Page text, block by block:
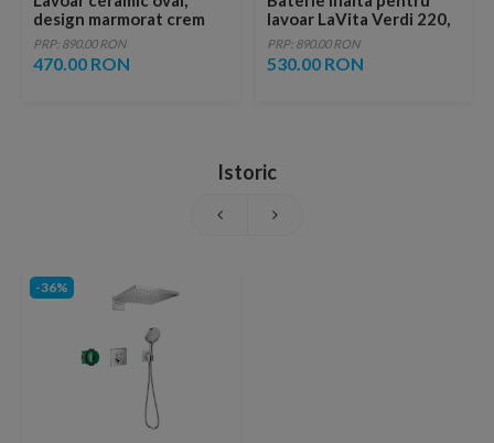
design marmorat crem
lucios cu vene aurii,
ventil inclus
PRP: 890.00 RON
470.00 RON
lavoar LaVita Verdi 220,
fara ventil, brushed
copper
PRP: 890.00 RON
530.00 RON
Istoric
-36%